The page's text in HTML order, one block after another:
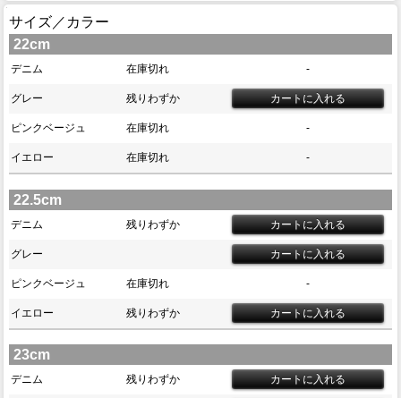
サイズ／カラー
22cm
デニム 在庫切れ -
グレー 残りわずか
ピンクベージュ 在庫切れ -
イエロー 在庫切れ -
22.5cm
デニム 残りわずか
グレー
ピンクベージュ 在庫切れ -
イエロー 残りわずか
23cm
デニム 残りわずか